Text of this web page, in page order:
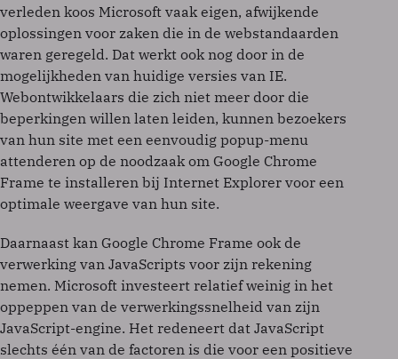
verleden koos Microsoft vaak eigen, afwijkende
oplossingen voor zaken die in de webstandaarden
waren geregeld. Dat werkt ook nog door in de
mogelijkheden van huidige versies van IE.
Webontwikkelaars die zich niet meer door die
beperkingen willen laten leiden, kunnen bezoekers
van hun site met een eenvoudig popup-menu
attenderen op de noodzaak om Google Chrome
Frame te installeren bij Internet Explorer voor een
optimale weergave van hun site.
Daarnaast kan Google Chrome Frame ook de
verwerking van JavaScripts voor zijn rekening
nemen. Microsoft investeert relatief weinig in het
oppeppen van de verwerkingssnelheid van zijn
JavaScript-engine. Het redeneert dat JavaScript
slechts één van de factoren is die voor een positieve